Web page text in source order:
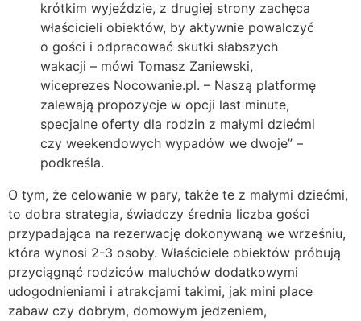
krótkim wyjeździe, z drugiej strony zachęca
właścicieli obiektów, by aktywnie powalczyć
o gości i odpracować skutki słabszych
wakacji – mówi Tomasz Zaniewski,
wiceprezes Nocowanie.pl. – Naszą platformę
zalewają propozycje w opcji last minute,
specjalne oferty dla rodzin z małymi dziećmi
czy weekendowych wypadów we dwoje” –
podkreśla.
O tym, że celowanie w pary, także te z małymi dziećmi,
to dobra strategia, świadczy średnia liczba gości
przypadająca na rezerwację dokonywaną we wrześniu,
która wynosi 2-3 osoby. Właściciele obiektów próbują
przyciągnąć rodziców maluchów dodatkowymi
udogodnieniami i atrakcjami takimi, jak mini place
zabaw czy dobrym, domowym jedzeniem,